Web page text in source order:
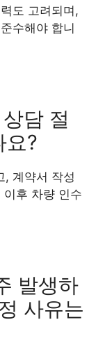
도 고려되며,
수해야 합니
담 절
요?
, 계약서 작성
후 차량 인수
발생하
사유는